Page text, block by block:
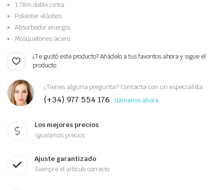
1.78m doble cinta.
Poliéster elástico.
Absorbedor energía.
Mosquetones acero.
¿Te gustó este producto? Añádelo a tus favoritos ahora y sigue el
producto.
¿Tienes alguna pregunta? Contacta con un especialista
(+34) 977 554 176 Llámanos ahora
Los mejores precios
Igualamos precios
Ajuste garantizado
Siempre el artículo correcto